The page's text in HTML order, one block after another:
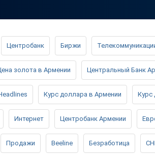
Центробанк Биржи
золота в Армении Центральный Банк
Курс доллара в Армении Курс
Интернет Центробанк Армении
Продажи Beeline Безработица